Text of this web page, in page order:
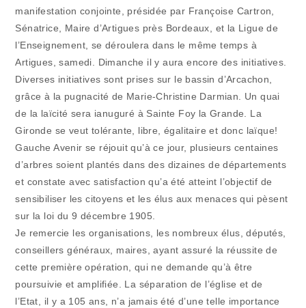
manifestation conjointe, présidée par Françoise Cartron,
Sénatrice, Maire d’Artigues près Bordeaux, et la Ligue de
l’Enseignement, se déroulera dans le même temps à
Artigues, samedi. Dimanche il y aura encore des initiatives.
Diverses initiatives sont prises sur le bassin d’Arcachon,
grâce à la pugnacité de Marie-Christine Darmian. Un quai
de la laïcité sera ianuguré à Sainte Foy la Grande. La
Gironde se veut tolérante, libre, égalitaire et donc laïque!
Gauche Avenir se réjouit qu’à ce jour, plusieurs centaines
d’arbres soient plantés dans des dizaines de départements
et constate avec satisfaction qu’a été atteint l’objectif de
sensibiliser les citoyens et les élus aux menaces qui pèsent
sur la loi du 9 décembre 1905.
Je remercie les organisations, les nombreux élus, députés,
conseillers généraux, maires, ayant assuré la réussite de
cette première opération, qui ne demande qu’à être
poursuivie et amplifiée. La séparation de l’église et de
l’Etat, il y a 105 ans, n’a jamais été d’une telle importance